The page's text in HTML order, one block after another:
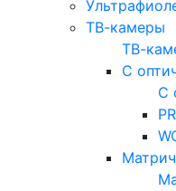
ТВ-камеры
ТВ-
С
С